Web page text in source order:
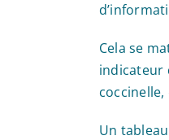
Cela se
indicateur
Un